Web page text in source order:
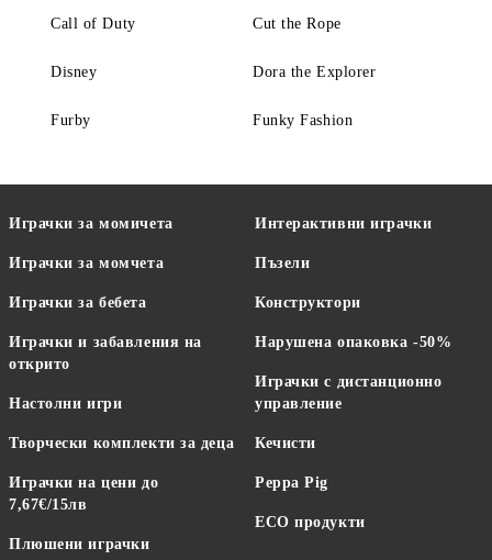
Call of Duty Cut the Rope
Disney Dora the Explorer
Furby Funky Fashion
Играчки за момичета
Играчки за момчета
Играчки за бебета
Играчки и забавления на
открито
Настолни игри
Творчески комплекти за деца
Играчки на цени до
7,67€/15лв
Плюшени играчки
Интерактивни играчки
Пъзели
Конструктори
Нарушена опаковка -50%
Играчки с дистанционно
управление
Кечисти
Peppa Pig
ECO продукти